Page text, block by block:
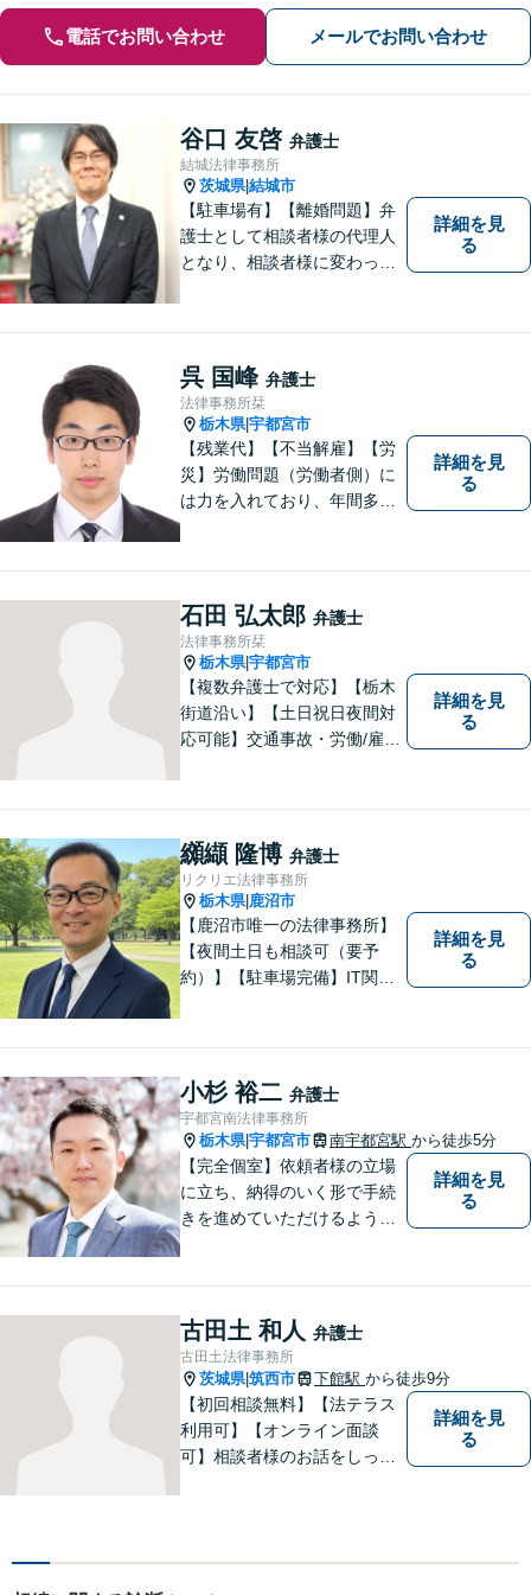
電話でお問い合わせ メールでお問い合わせ
谷口 友啓 弁護士
結城法律事務所
茨城県|結城市
【駐車場有】【離婚問題】弁
護士として相談者様の代理人
となり、相談者様に変わって
明確に判断をお示しし、問題
解決をサポートさせていただ
きますので、是非ご相談くだ
さい。
詳細を見
る
呉 国峰 弁護士
法律事務所栞
栃木県|宇都宮市
【残業代】【不当解雇】【労
災】労働問題（労働者側）に
は力を入れており、年間多数
日本労働弁護団（労働者側の
弁護士団体）に所属していま
す。
詳細を見
る
石田 弘太郎 弁護士
法律事務所栞
栃木県|宇都宮市
【複数弁護士で対応】【栃木
街道沿い】【土日祝日夜間対
応可能】交通事故・労働/雇用
す。是非一度ご相談くださ
い。
詳細を見
る
纐纈 隆博 弁護士
リクリエ法律事務所
栃木県| 鹿沼市
【鹿沼市唯一の法律事務所】
【夜間土日も相談可（要予
約）】【駐車場完備】IT関連
ております。お気軽にお問合
せ下さい。
詳細を見
る
小杉 裕二 弁護士
宇都宮南法律事務所
栃木県|宇都宮市 南宇都宮駅 から徒歩5分
【完全個室】依頼者様の立場
に立ち、納得のいく形で手続
きを進めていただけるよう、
識し、常に誠実で真摯な対応
を心掛けています。【南宇都
宮駅5分】
詳細を見
る
古田土 和人 弁護士
古田土法律事務所
茨城県|筑西市 下館駅 から徒歩9分
【初回相談無料】【法テラス
利用可】【オンライン面談
可】相談者様のお話をしっか
詳細を見
る